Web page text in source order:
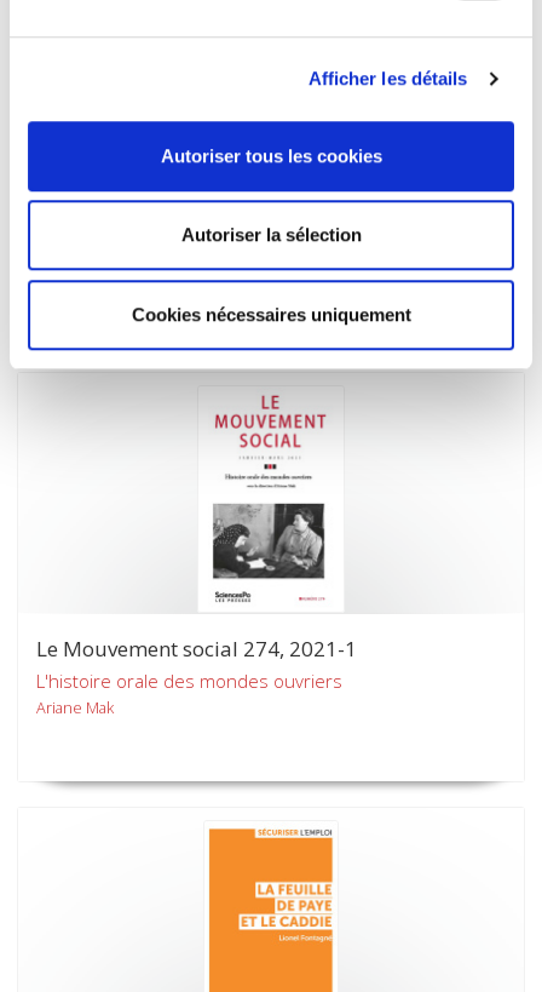
Afficher les détails
Autoriser tous les cookies
Autoriser la sélection
Cookies nécessaires uniquement
Violences politiques en France
De 1986 à nos jours
Isabelle Sommier, François Audigier
Le Mouvement social 274, 2021-1
L'histoire orale des mondes ouvriers
Ariane Mak